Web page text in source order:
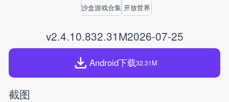
沙盒游戏合集 开放世界
v2.4.10.832.31M2026-07-25
Android下载32.31M
截图